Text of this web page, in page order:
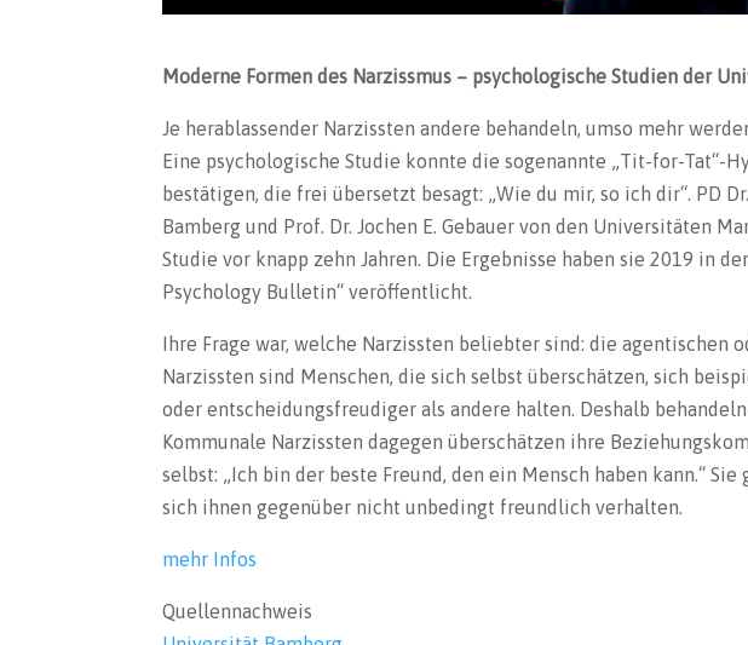
Moderne Formen des Narzissmus – psychologische Studien der
Je herablassender Narzissten andere behandeln, umso mehr
Eine psychologische Studie konnte die sogenannte „Tit-for-Tat“-
bestätigen, die frei übersetzt besagt: „Wie du mir, so ich dir“. PD
Bamberg und Prof. Dr. Jochen E. Gebauer von den Universitäten
Studie vor knapp zehn Jahren. Die Ergebnisse haben sie 2019 in
Psychology Bulletin“ veröffentlicht.
Ihre Frage war, welche Narzissten beliebter sind: die agentischen
Narzissten sind Menschen, die sich selbst überschätzen, sich
oder entscheidungsfreudiger als andere halten. Deshalb
Kommunale Narzissten dagegen überschätzen ihre
selbst: „Ich bin der beste Freund, den ein Mensch haben kann.“
sich ihnen gegenüber nicht unbedingt freundlich verhalten.
mehr Infos
Quellennachweis